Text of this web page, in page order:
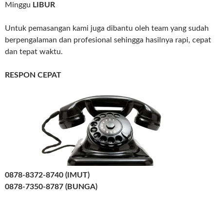
Minggu LIBUR
Untuk pemasangan kami juga dibantu oleh team yang sudah
berpengalaman dan profesional sehingga hasilnya rapi, cepat
dan tepat waktu.
RESPON CEPAT
0878-8372-8740 (IMUT)
0878-7350-8787 (BUNGA)